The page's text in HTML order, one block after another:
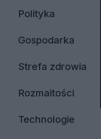
Polityka
Gospodarka
Strefa zdrowia
Rozmaitości
Technologie